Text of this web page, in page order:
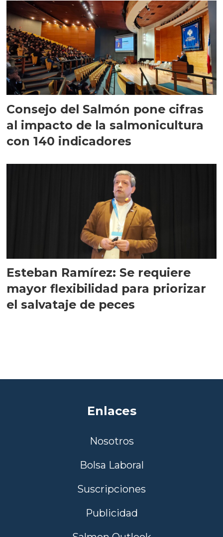
Consejo del Salmón pone cifras
al impacto de la salmonicultura
con 140 indicadores
Esteban Ramírez: Se requiere
mayor flexibilidad para priorizar
el salvataje de peces
Enlaces
Nosotros
Bolsa Laboral
Suscripciones
Publicidad